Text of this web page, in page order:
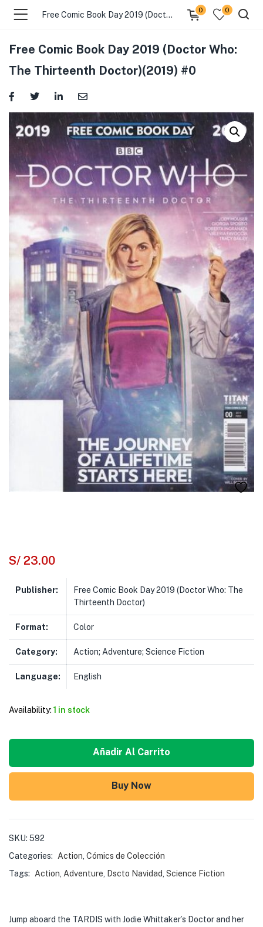
Free Comic Book Day 2019 (Doctor Who: The Thirteenth Doctor)(2019) #0
0 0
Free Comic Book Day 2019 (Doctor Who:
The Thirteenth Doctor)(2019) #0
S/ 23.00
Publisher:
Free Comic Book Day 2019 (Doctor Who: The
Thirteenth Doctor)
Format: Color
Category: Action; Adventure; Science Fiction
Language: English
Availability: 1 in stock
Añadir Al Carrito
Buy Now
SKU: 592
Categories:
Action Cómics de Colección
Tags:
Action Adventure Dscto Navidad Science Fiction
Jump aboard the TARDIS with Jodie Whittaker’s Doctor and her